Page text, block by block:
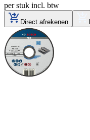
per stuk incl. btw
Direct afrekenen